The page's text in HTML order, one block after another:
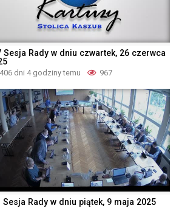
Sesja Rady w dniu czwartek, 26 czerwca
406 dni 4 godziny temu 967
Sesja Rady w dniu piątek, 9 maja 2025